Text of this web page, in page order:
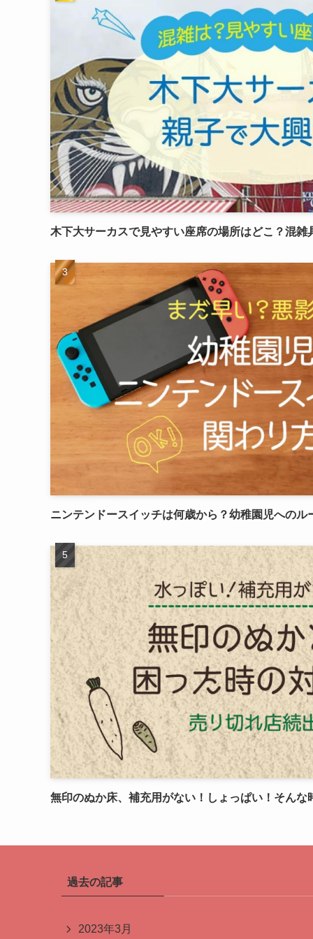
木下大サーカスで見やすい座席の場所はどこ？混雑
ニンテンドースイッチは何歳から？幼稚園児へのル
無印のぬか床、補充用がない！しょっぱい！そんな
過去の記事
2023年3月